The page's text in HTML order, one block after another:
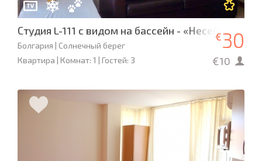
Студия L-111 с видом на бассейн - «Несебр Форт
Болгария | Солнечный берег
Квартира | Комнат: 1 | Гостей: 3
€30
€10